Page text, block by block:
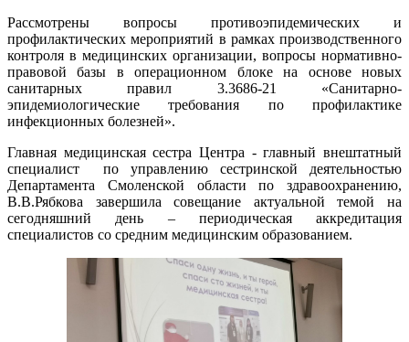
Рассмотрены вопросы противоэпидемических и
профилактических мероприятий в рамках производственного
контроля в медицинских организации, вопросы нормативно-
правовой базы в операционном блоке на основе новых
санитарных правил 3.3686-21 «Санитарно-
эпидемиологические требования по профилактике
инфекционных болезней».
Главная медицинская сестра Центра - главный внештатный
специалист по управлению сестринской деятельностью
Департамента Смоленской области по здравоохранению,
В.В.Рябкова завершила совещание актуальной темой на
сегодняшний день – периодическая аккредитация
специалистов со средним медицинским образованием.